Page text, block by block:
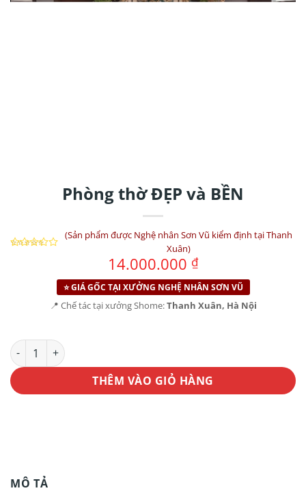
Phòng thờ ĐẸP và BỀN
⭐⭐⭐⭐⭐
(Sản phẩm được Nghệ nhân Sơn Vũ kiểm định tại Thanh
Xuân)
14.000.000 ₫
⭐ GIÁ GỐC TẠI XƯỞNG NGHỆ NHÂN SƠN VŨ
📍 Chế tác tại xưởng Shome:Thanh Xuân, Hà Nội
Phòng thờ ĐẸP và BỀN số lượng
THÊM VÀO GIỎ HÀNG
MÔ TẢ